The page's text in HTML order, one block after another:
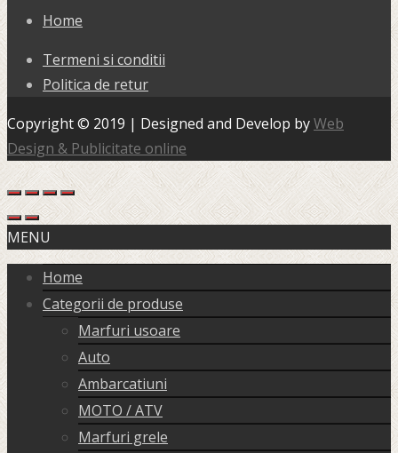
Home
Termeni si conditii
Politica de retur
Copyright © 2019 | Designed and Develop byWeb
Design & Publicitate online
MENU
Home
Categorii de produse
Marfuri usoare
Auto
Ambarcatiuni
MOTO / ATV
Marfuri grele